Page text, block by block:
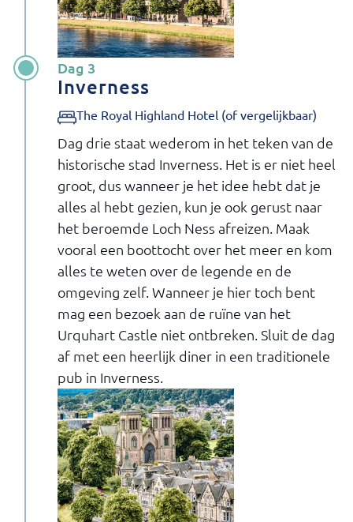
Dag 3
Inverness
The Royal Highland Hotel (of vergelijkbaar)
Dag drie staat wederom in het teken van de
historische stad Inverness. Het is er niet heel
groot, dus wanneer je het idee hebt dat je
alles al hebt gezien, kun je ook gerust naar
het beroemde Loch Ness afreizen. Maak
vooral een boottocht over het meer en kom
alles te weten over de legende en de
omgeving zelf. Wanneer je hier toch bent
mag een bezoek aan de ruïne van het
Urquhart Castle niet ontbreken. Sluit de dag
af met een heerlijk diner in een traditionele
pub in Inverness.